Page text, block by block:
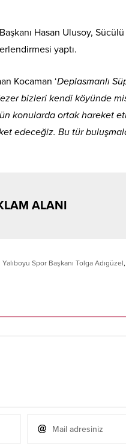
Hasan Ulusoy,
yaptı.
Kocaman ‘Deplasmanlı
bizleri kendi köyünde
konularda ortak hareket
Bu tür
ALANI
Spor Başkanı Tolga Adıgüzel,